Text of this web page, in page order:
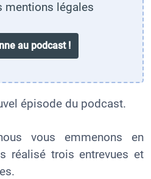
mentions légales
épisode du podcast.
vous emmenons en
réalisé trois entrevues et